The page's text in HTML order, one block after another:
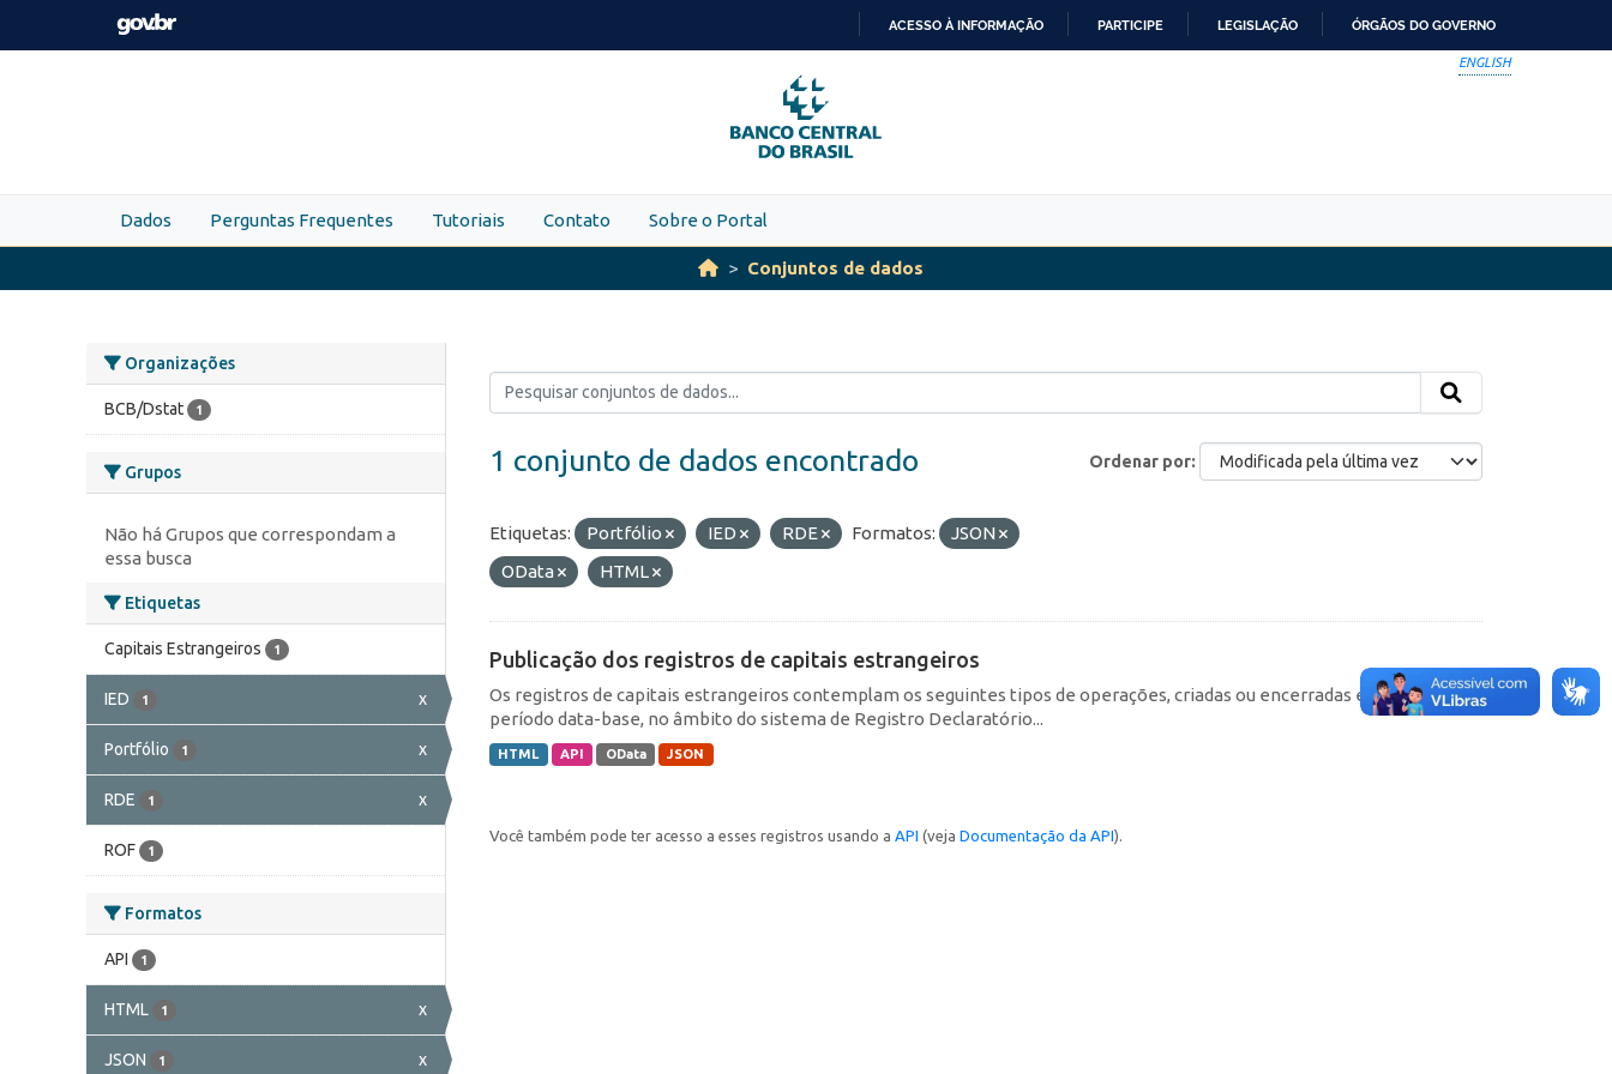
Skip to main content
PARA
O
CONTEÚDO
ACESSO À INFORMAÇÃO PARTICIPE LEGISLAÇÃO ÓRGÃOS DO GOVERNO
ENGLISH
Dados Perguntas Frequentes Tutoriais Contato Sobre o Portal
Conjuntos de dados
Organizações
BCB/Dstat 1
Grupos
Não há Grupos que correspondam a
essa busca
Etiquetas
Capitais Estrangeiros 1
IED 1 x
Portfólio 1 x
RDE 1 x
ROF 1
Formatos
API 1
HTML 1 x
JSON 1 x
Ordenar por
1 conjunto de dados encontrado
Etiquetas: Portfólio IED RDE Formatos:
JSON
OData
HTML
Publicação dos registros de capitais estrangeiros
Os registros de capitais estrangeiros contemplam os seguintes tipos de operações, criadas ou encerradas em cada
período data-base, no âmbito do sistema de Registro Declaratório...
HTML API OData JSON
Você também pode ter acesso a esses registros usando a API (veja Documentação da API).